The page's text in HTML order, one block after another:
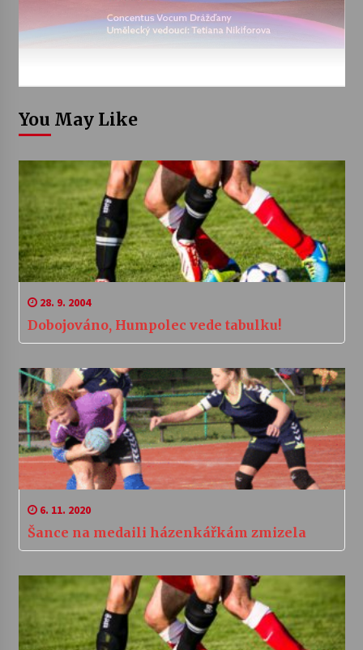
You May Like
28. 9. 2004
Dobojováno, Humpolec vede tabulku!
6. 11. 2020
Šance na medaili házenkářkám zmizela